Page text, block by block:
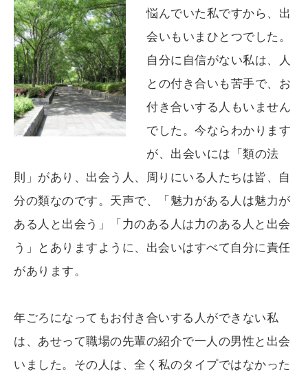
悩んでいた私ですから、出
会いもいまひとつでした。
自分に自信がない私は、人
との付き合いも苦手で、お
付き合いする人もいません
でした。今ならわかります
が、出会いには「類の法
則」があり、出会う人、周りにいる人たちは皆、自
分の類なのです。天声で、「魅力がある人は魅力が
ある人と出会う」「力のある人は力のある人と出会
う」とありますように、出会いはすべて自分に責任
があります。
年ごろになってもお付き合いする人ができない私
は、あせって職場の先輩の紹介で一人の男性と出会
いました。その人は、全く私のタイプではなかった